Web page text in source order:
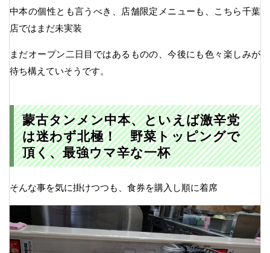
中本の個性とも言うべき、店舗限定メニューも、こちら千葉
店ではまだ未実装
まだオープン二日目ではあるものの、今後にも色々楽しみが
待ち構えていそうです。
蒙古タンメン中本、といえば激辛党
は迷わず北極！ 野菜トッピングで
頂く、最強ウマ辛な一杯
そんな事を気に掛けつつも、食券を購入し順に着席